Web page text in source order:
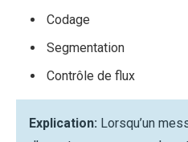
Codage
Segmentation
Contrôle de flux
Explication: Lorsqu’un